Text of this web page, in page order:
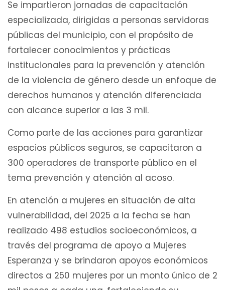
Se impartieron jornadas de capacitación
especializada, dirigidas a personas servidoras
públicas del municipio, con el propósito de
fortalecer conocimientos y prácticas
institucionales para la prevención y atención
de la violencia de género desde un enfoque de
derechos humanos y atención diferenciada
con alcance superior a las 3 mil.
Como parte de las acciones para garantizar
espacios públicos seguros, se capacitaron a
300 operadores de transporte público en el
tema prevención y atención al acoso.
En atención a mujeres en situación de alta
vulnerabilidad, del 2025 a la fecha se han
realizado 498 estudios socioeconómicos, a
través del programa de apoyo a Mujeres
Esperanza y se brindaron apoyos económicos
directos a 250 mujeres por un monto único de 2